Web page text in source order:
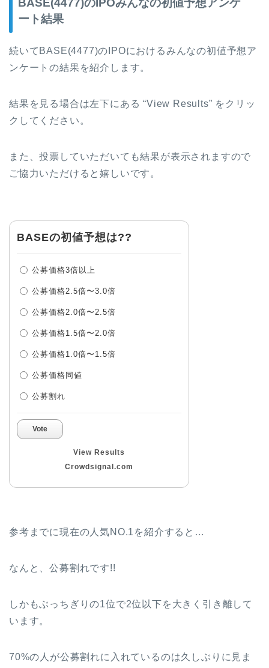
BASE(4477)のIPOみんなの初値予想アンケ
ート結果
続いてBASE(4477)のIPOにおけるみんなの初値予想ア
ンケートの結果を紹介します。
結果を見る場合は左下にある “View Results” をクリッ
クしてください。
また、投票していただいても結果が表示されますので
ご協力いただけると嬉しいです。
BASEの初値予想は??
公募価格3倍以上
公募価格2.5倍〜3.0倍
公募価格2.0倍〜2.5倍
公募価格1.5倍〜2.0倍
公募価格1.0倍〜1.5倍
公募価格同値
公募割れ
Vote
View Results
Crowdsignal.com
参考までに現在の人気NO.1を紹介すると…
なんと、公募割れです!!
しかもぶっちぎりの1位で2位以下を大きく引き離して
います。
70%の人が公募割れに入れているのは久しぶりに見ま